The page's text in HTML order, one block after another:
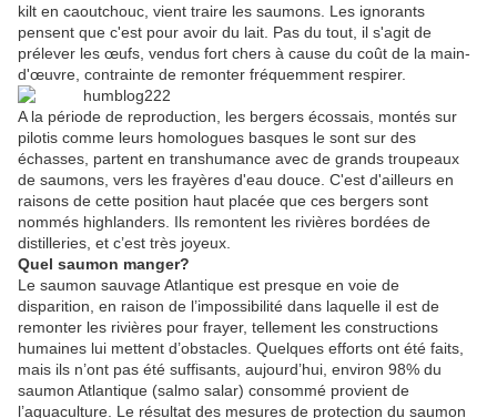
kilt en caoutchouc, vient traire les saumons. Les ignorants
pensent que c'est pour avoir du lait. Pas du tout, il s'agit de
prélever les œufs, vendus fort chers à cause du coût de la main-
d'œuvre, contrainte de remonter fréquemment respirer.
A la période de reproduction, les bergers écossais, montés sur
pilotis comme leurs homologues basques le sont sur des
échasses, partent en transhumance avec de grands troupeaux
de saumons, vers les frayères d'eau douce. C'est d'ailleurs en
raisons de cette position haut placée que ces bergers sont
nommés highlanders. Ils remontent les rivières bordées de
distilleries, et c’est très joyeux.
Quel saumon manger?
Le saumon sauvage Atlantique est presque en voie de
disparition, en raison de l’impossibilité dans laquelle il est de
remonter les rivières pour frayer, tellement les constructions
humaines lui mettent d’obstacles. Quelques efforts ont été faits,
mais ils n’ont pas été suffisants, aujourd’hui, environ 98% du
saumon Atlantique (salmo salar) consommé provient de
l’aquaculture. Le résultat des mesures de protection du saumon